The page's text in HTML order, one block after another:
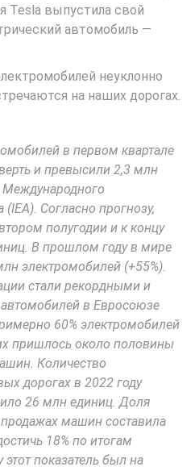
Tesla выпустила свой
автомобиль —
неуклонно
на наших дорогах.
в первом квартале
и превысили 2,3 млн
(IEA). Согласно прогнозу,
полугодии и к концу
В прошлом году в мире
электромобилей (+55%).
стали рекордными и
в Евросоюзе
60% электромобилей
пришлось около половины
Количество
дорогах в 2022 году
26 млн единиц. Доля
машин составила
18% по итогам
этот показатель был на